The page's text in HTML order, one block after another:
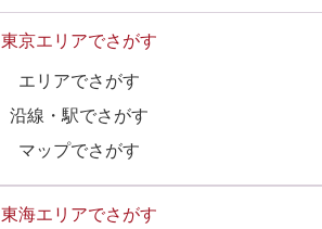
東京エリアでさがす
エリアでさがす
沿線・駅でさがす
マップでさがす
東海エリアでさがす